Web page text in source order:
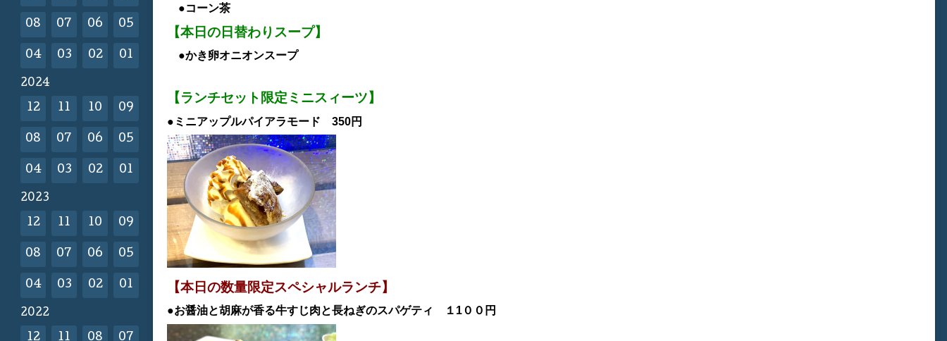
●コーン茶
【本日の日替わりスープ】
●かき卵オニオンスープ
【ランチセット限定ミニスィーツ】
●ミニアップルパイアラモード 350円
【本日の数量限定スペシャルランチ】
●お醤油と胡麻が香る牛すじ肉と長ねぎのスパゲティ １1００円
08 07 06 05
04 03 02 01
2024
12 11 10 09
08 07 06 05
04 03 02 01
2023
12 11 10 09
08 07 06 05
04 03 02 01
2022
12 11 08 07